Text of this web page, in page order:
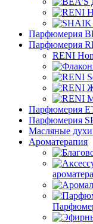
Парфюмерия
Парфюмерия
RENI
Парфюмерия
Парфюмерия
Масляные
Ароматерапия